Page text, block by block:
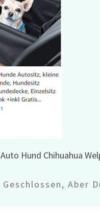
Hund Chihuahua
Aber